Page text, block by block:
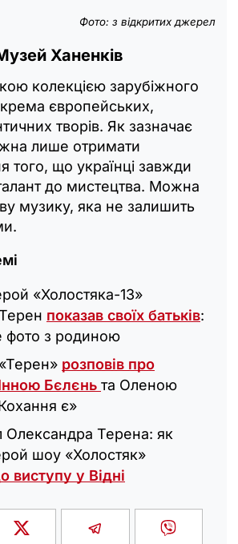
Фото: з відкритих джерел
Ханенків
колекцією зарубіжного
європейських,
творів. Як зазначає
лише отримати
того, що українці завжди
до мистецтва. Можна
музику, яка не залишить
«Холостяка-13»
показав своїх батьків:
фото з родиною
розповів про
Бєлєнь та Оленою
є»
Терена: як
шоу «Холостяк‎»
виступу у Відні